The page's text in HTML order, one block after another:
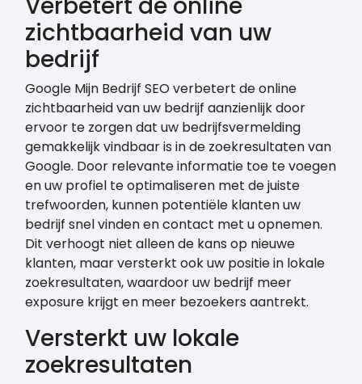
zichtbaarheid van uw
bedrijf
Google Mijn Bedrijf SEO verbetert de online
zichtbaarheid van uw bedrijf aanzienlijk door
ervoor te zorgen dat uw bedrijfsvermelding
gemakkelijk vindbaar is in de zoekresultaten van
Google. Door relevante informatie toe te voegen
en uw profiel te optimaliseren met de juiste
trefwoorden, kunnen potentiële klanten uw
bedrijf snel vinden en contact met u opnemen.
Dit verhoogt niet alleen de kans op nieuwe
klanten, maar versterkt ook uw positie in lokale
zoekresultaten, waardoor uw bedrijf meer
exposure krijgt en meer bezoekers aantrekt.
Versterkt uw lokale
zoekresultaten